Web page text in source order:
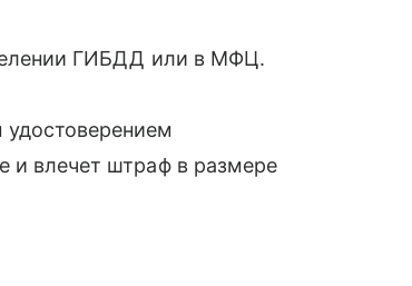
ГИБДД или в МФЦ.
и влечет штраф в размере